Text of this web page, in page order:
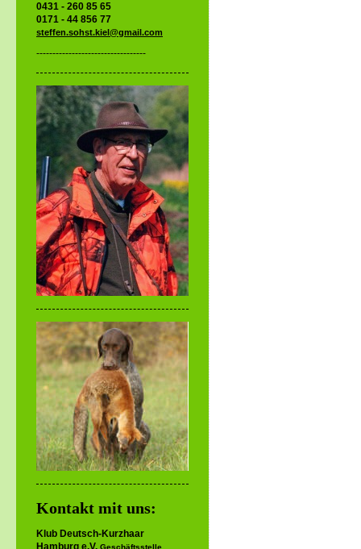
0431 - 260 85 65
0171 - 44 856 77
steffen.sohst.kiel@gmail.com
----------------------------------
Kontakt mit uns:
Klub Deutsch-Kurzhaar
Hamburg e.V. Geschäftsstelle